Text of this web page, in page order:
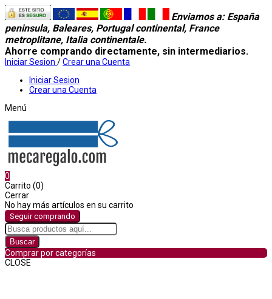
Enviamos a: España
peninsula, Baleares, Portugal continental, France
metroplitane, Italia continentale.
Ahorre comprando directamente, sin intermediarios.
Iniciar Sesion /Crear una Cuenta
Iniciar Sesion
Crear una Cuenta
Menú
0
Carrito (0)
Cerrar
No hay más artículos en su carrito
Seguir comprando
Buscar
Comprar por categorías
CLOSE